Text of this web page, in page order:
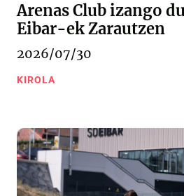
Arenas Club izango
Eibar-ek Zarautzen
2026/07/30
KIROLA